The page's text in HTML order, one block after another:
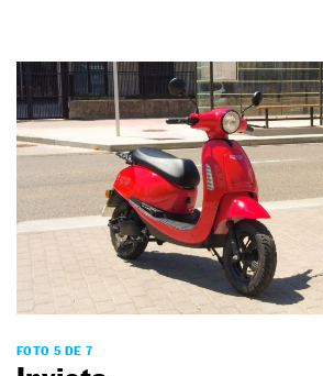
FOTO 5 DE 7